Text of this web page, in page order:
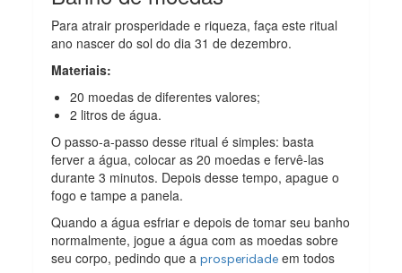
Para atrair prosperidade e riqueza, faça este ritual
ano nascer do sol do dia 31 de dezembro.
Materiais:
20 moedas de diferentes valores;
2 litros de água.
O passo-a-passo desse ritual é simples: basta
ferver a água, colocar as 20 moedas e fervê-las
durante 3 minutos. Depois desse tempo, apague o
fogo e tampe a panela.
Quando a água esfriar e depois de tomar seu banho
normalmente, jogue a água com as moedas sobre
seu corpo, pedindo que aprosperidade em todos